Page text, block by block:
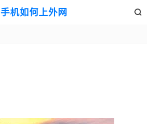
手机如何上外网 